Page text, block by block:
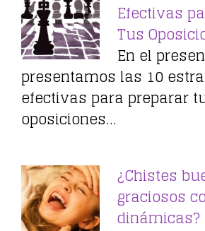
Efectivas
Tus
En el
presentamos las 10
efectivas para preparar
oposiciones…
¿Chistes
graciosos
dinámicas?